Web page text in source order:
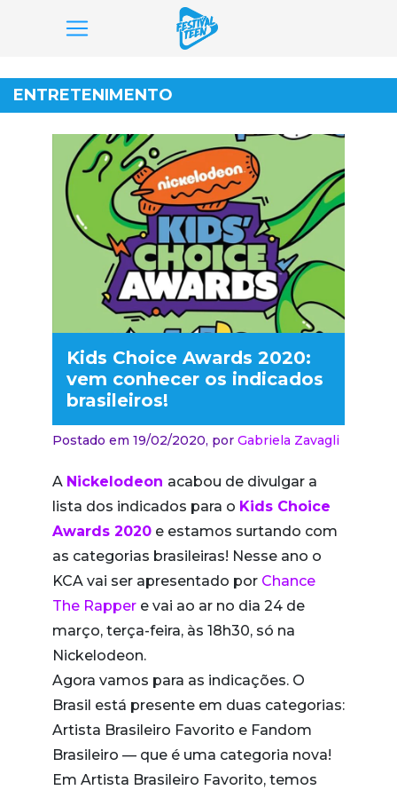
para
o
conteúdo
ENTRETENIMENTO
Kids Choice Awards 2020:
vem conhecer os indicados
brasileiros!
Postado em 19/02/2020, por Gabriela Zavagli
A Nickelodeon acabou de divulgar a
lista dos indicados para o Kids Choice
Awards 2020 e estamos surtando com
as categorias brasileiras! Nesse ano o
KCA vai ser apresentado por Chance
The Rapper e vai ao ar no dia 24 de
março, terça-feira, às 18h30, só na
Nickelodeon.
Agora vamos para as indicações. O
Brasil está presente em duas categorias:
Artista Brasileiro Favorito e Fandom
Brasileiro — que é uma categoria nova!
Em Artista Brasileiro Favorito, temos